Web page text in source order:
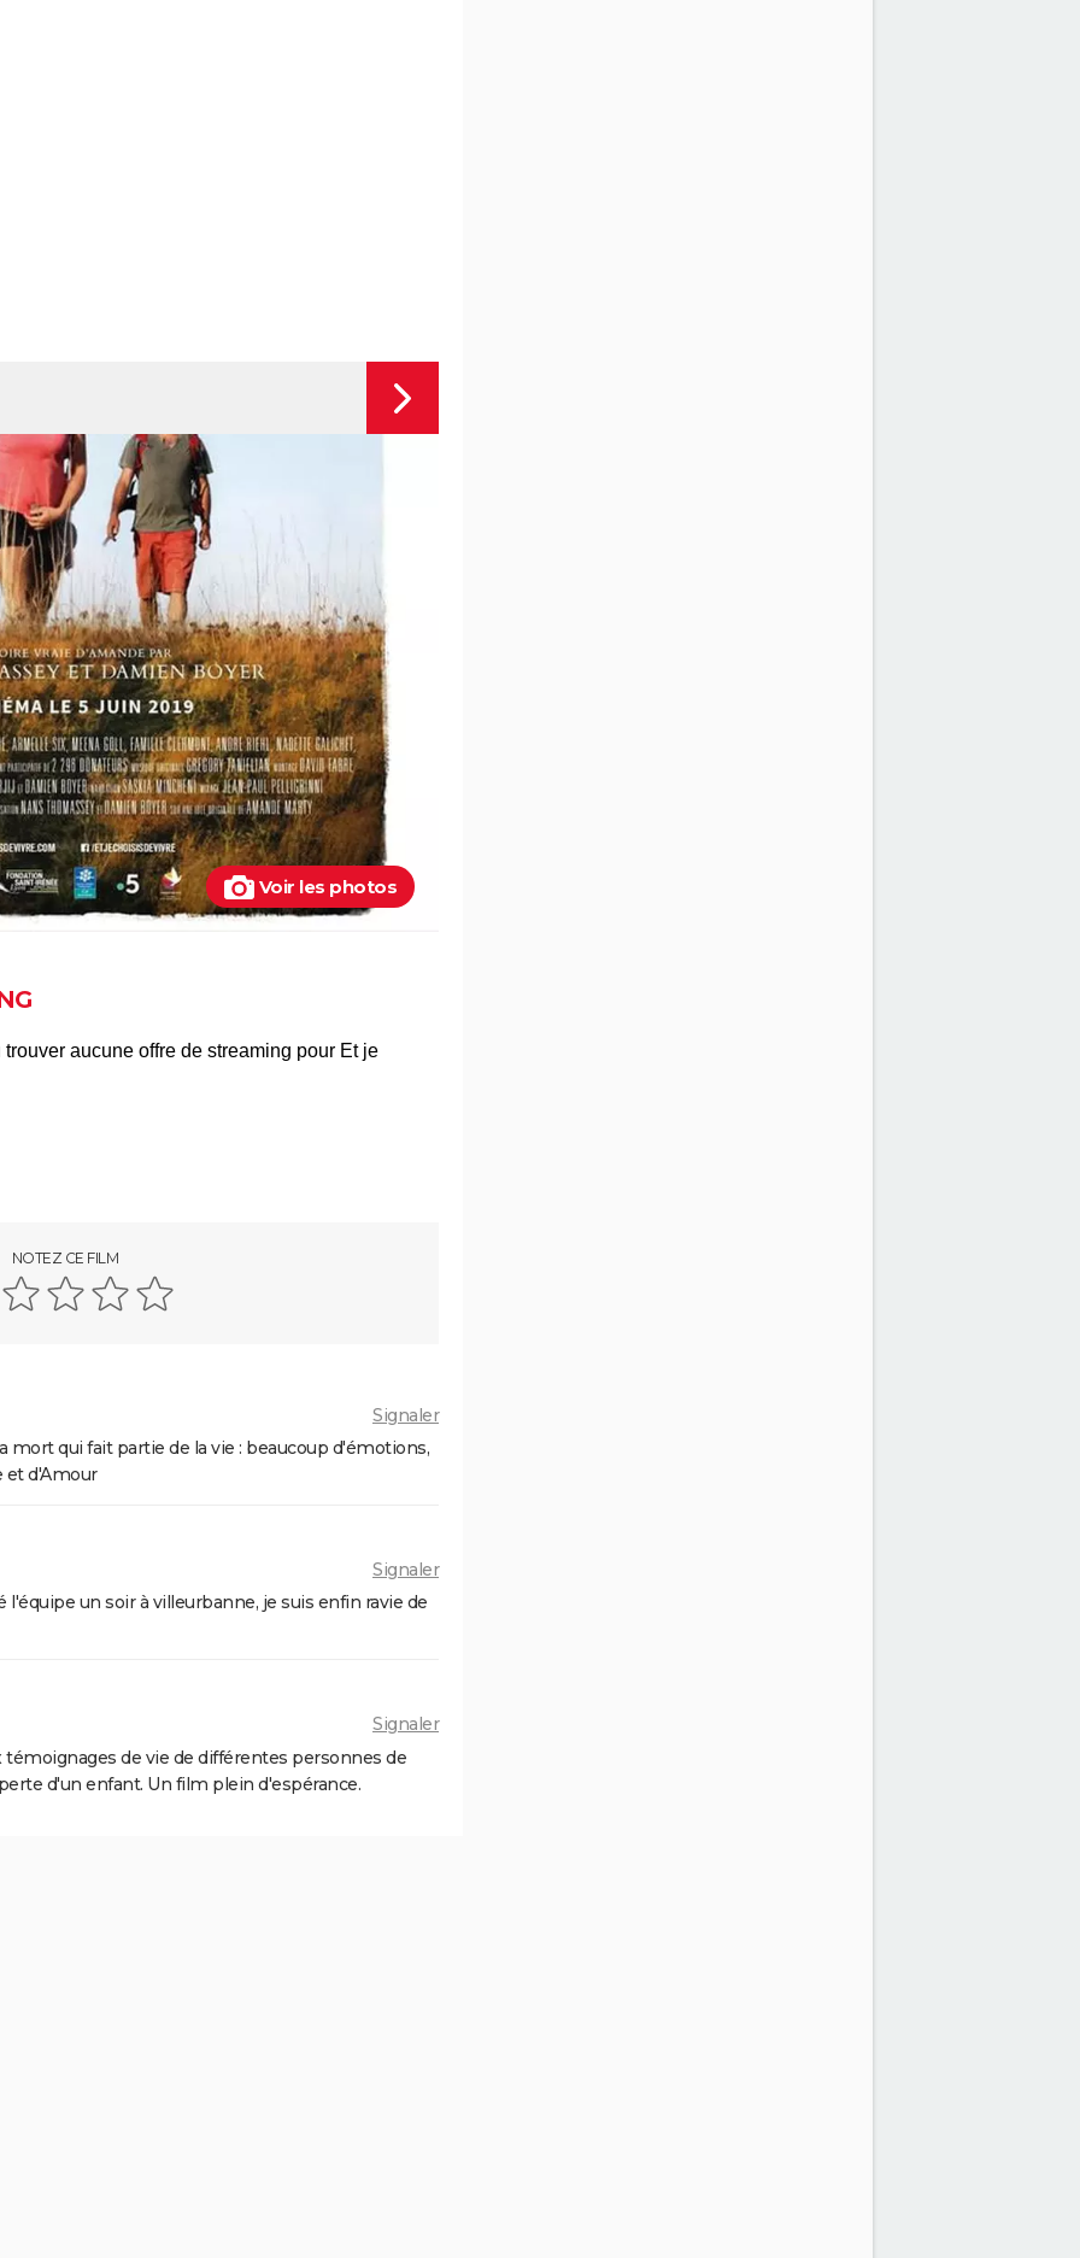
Voir les photos
NOTEZ CE FILM
Signaler
mort qui fait partie de la vie : beaucoup d'émotions,
et d'Amour
Signaler
un soir à villeurbanne, je suis enfin ravie de
Signaler
de vie de différentes personnes de
d'un enfant. Un film plein d'espérance.